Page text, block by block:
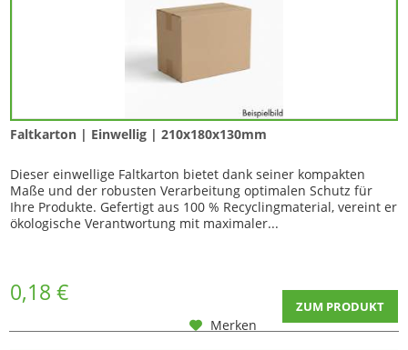
Faltkarton | Einwellig | 210x180x130mm
Dieser einwellige Faltkarton bietet dank seiner kompakten
Maße und der robusten Verarbeitung optimalen Schutz für
Ihre Produkte. Gefertigt aus 100 % Recyclingmaterial, vereint er
ökologische Verantwortung mit maximaler...
0,18 € ZUM PRODUKT
Merken